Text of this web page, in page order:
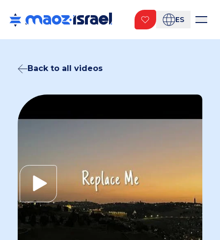
ES
Back to all videos